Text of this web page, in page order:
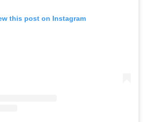
this post on Instagram